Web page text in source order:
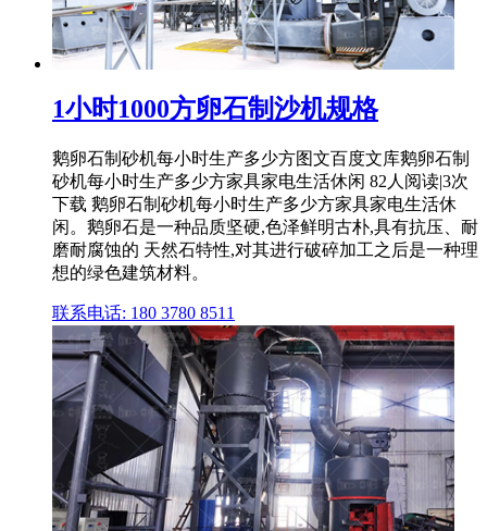
1小时1000方卵石制沙机规格
鹅卵石制砂机每小时生产多少方图文百度文库鹅卵石制
砂机每小时生产多少方家具家电生活休闲 82人阅读|3次
下载 鹅卵石制砂机每小时生产多少方家具家电生活休
闲。鹅卵石是一种品质坚硬,色泽鲜明古朴,具有抗压、耐
磨耐腐蚀的 天然石特性,对其进行破碎加工之后是一种理
想的绿色建筑材料。
联系电话: 180 3780 8511